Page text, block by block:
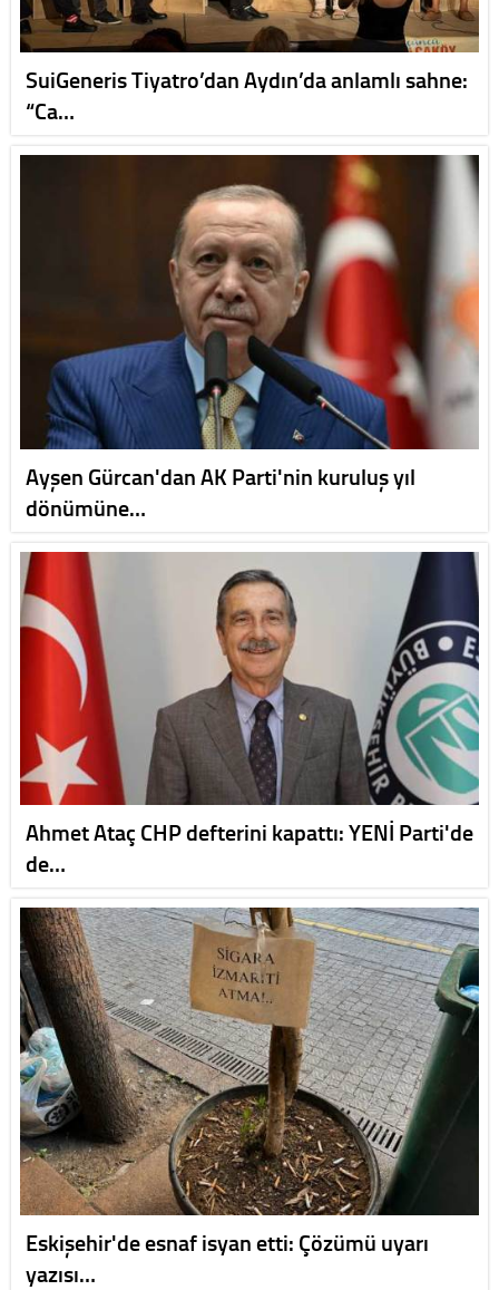
SuiGeneris Tiyatro’dan Aydın’da anlamlı sahne:
“Ca…
Ayşen Gürcan'dan AK Parti'nin kuruluş yıl
dönümüne…
Ahmet Ataç CHP defterini kapattı: YENİ Parti'de
de…
Eskişehir'de esnaf isyan etti: Çözümü uyarı
yazısı…